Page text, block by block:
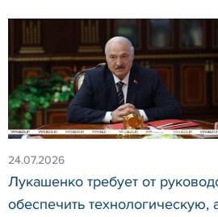
24.07.2026
Лукашенко требует от
обеспечить технологическую,